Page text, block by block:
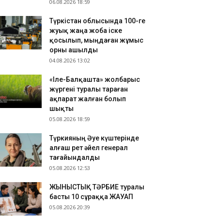
06.08.2026 18:59
Түркістан облысында 100-ге
жуық жаңа жоба іске
қосылып, мыңдаған жұмыс
орны ашылды
04.08.2026 13:02
«Іле-Балқашта» жолбарыс
жүргені туралы тараған
ақпарат жалған болып
шықты
05.08.2026 18:59
Түркияның Әуе күштерінде
алғаш рет әйел генерал
тағайындалды
05.08.2026 12:53
ЖЫНЫСТЫҚ ТӘРБИЕ туралы
басты 10 сұраққа ЖАУАП
05.08.2026 20:39